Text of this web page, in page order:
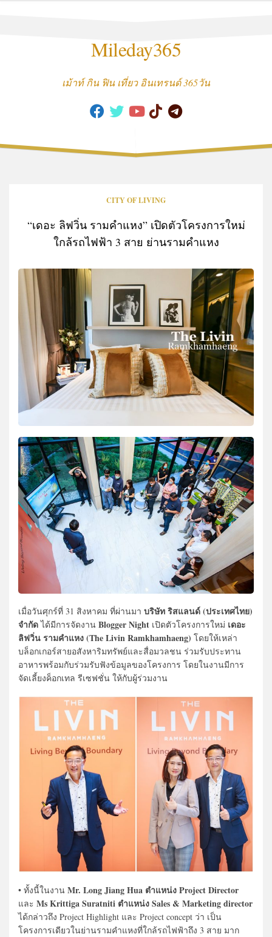
Mileday365
เม้าท์ กิน ฟิน เที่ยว อินเทรนด์ 365วัน
CITY OF LIVING
“เดอะ ลิฟวิ่น รามคำแหง” เปิดตัวโครงการใหม่
ใกล้รถไฟฟ้า 3 สาย ย่านรามคำแหง
เมื่อวันศุกร์ที่ 31 สิงหาคม ที่ผ่านมา บริษัท ริสแลนด์ (ประเทศไทย)
จำกัดได้มีการจัดงาน Blogger Night เปิดตัวโครงการใหม่ เดอะ
ลิฟวิ่น รามคำแหง (The Livin Ramkhamhaeng) โดยให้เหล่า
บล็อกเกอร์สายอสังหาริมทรัพย์และสื่อมวลชน ร่วมรับประทาน
อาหารพร้อมกับร่วมรับฟังข้อมูลของโครงการ โดยในงานมีการ
จัดเลี้ยงค็อกเทล รีเซฟชั่น ให้กับผู้ร่วมงาน
• ทั้งนี้ในงาน Mr. Long Jiang Hua ตำแหน่ง Project Director
และ Ms Krittiga Suratniti ตำแหน่ง Sales & Marketing director
ได้กล่าวถึง Project Highlight และ Project concept ว่า เป็น
โครงการเดียวในย่านรามคำแหงที่ใกล้รถไฟฟ้าถึง 3 สาย มาก